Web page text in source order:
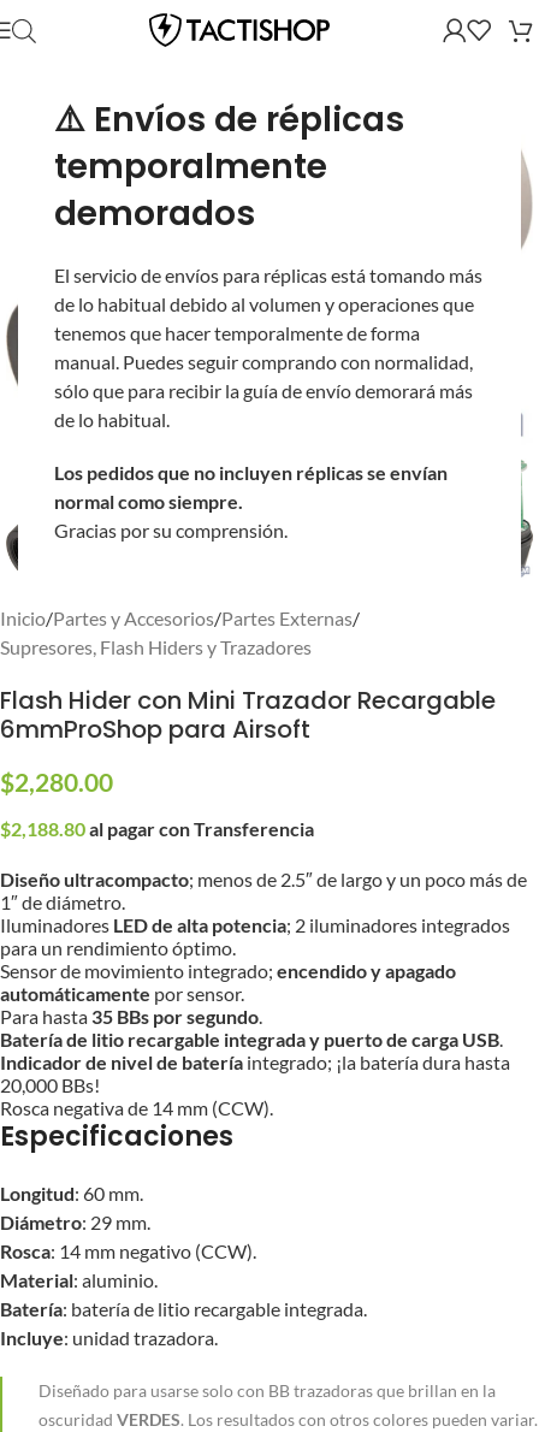
⚠️ Envíos de réplicas
temporalmente
demorados
El servicio de envíos para réplicas está tomando más
de lo habitual debido al volumen y operaciones que
tenemos que hacer temporalmente de forma
manual. Puedes seguir comprando con normalidad,
sólo que para recibir la guía de envío demorará más
de lo habitual.
Los pedidos que no incluyen réplicas se envían
normal como siempre.
Gracias por su comprensión.
Inicio/Partes y Accesorios/Partes Externas/
Supresores, Flash Hiders y Trazadores
Flash Hider con Mini Trazador Recargable
6mmProShop para Airsoft
$2,280.00
$2,188.80al pagar con Transferencia
Diseño ultracompacto; menos de 2.5″ de largo y un poco más de
1″ de diámetro.
Iluminadores LED de alta potencia; 2 iluminadores integrados
para un rendimiento óptimo.
Sensor de movimiento integrado; encendido y apagado
automáticamente por sensor.
Para hasta 35 BBs por segundo.
Batería de litio recargable integrada y puerto de carga USB.
Indicador de nivel de batería integrado; ¡la batería dura hasta
20,000 BBs!
Rosca negativa de 14 mm (CCW).
Especificaciones
Longitud: 60 mm.
Diámetro: 29 mm.
Rosca: 14 mm negativo (CCW).
Material: aluminio.
Batería: batería de litio recargable integrada.
Incluye: unidad trazadora.
Diseñado para usarse solo con BB trazadoras que brillan en la
oscuridad VERDES. Los resultados con otros colores pueden variar.